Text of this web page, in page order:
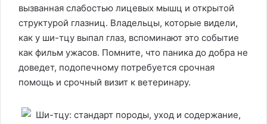
вызванная слабостью лицевых мышц и открытой
структурой глазниц. Владельцы, которые видели,
как у ши-тцу выпал глаз, вспоминают это событие
как фильм ужасов. Помните, что паника до добра не
доведет, подопечному потребуется срочная
помощь и срочный визит к ветеринару.